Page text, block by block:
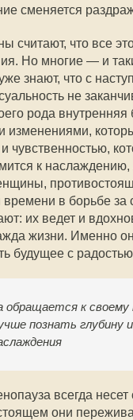
сменяется
считают, что все
Но многие — и
знают, что с
не
рода
изменениями,
чувственностью,
к наслаждению,
времени в борьбе за
их ведет и
жизни. Именно
будущее с
к своему
познать глубину
всегда несет
они